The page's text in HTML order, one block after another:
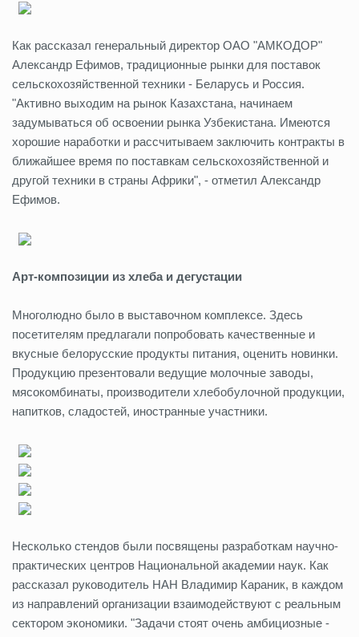
Как рассказал генеральный директор ОАО "АМКОДОР"
Александр Ефимов, традиционные рынки для поставок
сельскохозяйственной техники - Беларусь и Россия.
"Активно выходим на рынок Казахстана, начинаем
задумываться об освоении рынка Узбекистана. Имеются
хорошие наработки и рассчитываем заключить контракты в
ближайшее время по поставкам сельскохозяйственной и
другой техники в страны Африки", - отметил Александр
Ефимов.
Арт-композиции из хлеба и дегустации
Многолюдно было в выставочном комплексе. Здесь
посетителям предлагали попробовать качественные и
вкусные белорусские продукты питания, оценить новинки.
Продукцию презентовали ведущие молочные заводы,
мясокомбинаты, производители хлебобулочной продукции,
напитков, сладостей, иностранные участники.
Несколько стендов были посвящены разработкам научно-
практических центров Национальной академии наук. Как
рассказал руководитель НАН Владимир Караник, в каждом
из направлений организации взаимодействуют с реальным
сектором экономики. "Задачи стоят очень амбициозные -